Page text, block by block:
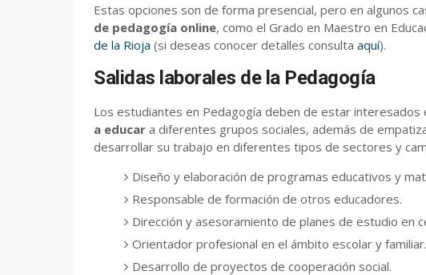
Estas opciones son de forma presencial, pero en algunos
de pedagogía online, como el Grado en Maestro en
de la Rioja (si deseas conocer detalles consulta aquí).
Salidas laborales de la Pedagogía
Los estudiantes en Pedagogía deben de estar interesados
a educar a diferentes grupos sociales, además de
desarrollar su trabajo en diferentes tipos de sectores y
Diseño y elaboración de programas educativos y
Responsable de formación de otros educadores.
Dirección y asesoramiento de planes de estudio en
Orientador profesional en el ámbito escolar y familiar.
Desarrollo de proyectos de cooperación social.